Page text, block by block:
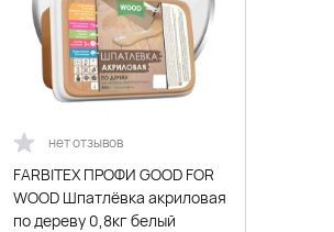
нет отзывов
FARBITEX ПРОФИ GOOD FOR
WOOD Шпатлёвка акриловая
по дереву 0,8кг белый